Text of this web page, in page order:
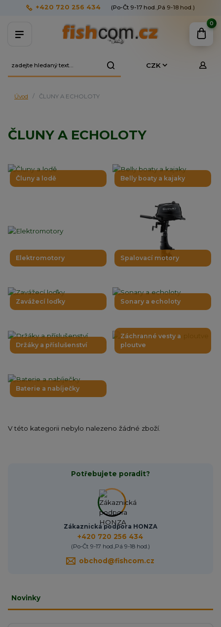
CZK
+420 720 256 434 (Po-Čt 9-17 hod.,Pá 9-18 hod.)
0
Úvod ČLUNY A ECHOLOTY
ČLUNY A ECHOLOTY
Čluny a lodě Belly boaty a kajaky
Elektromotory Spalovací motory
Zavážecí loďky Sonary a echoloty
Držáky a příslušenství
Záchranné vesty a
ploutve
Baterie a nabíječky
V této kategorii nebylo nalezeno žádné zboží.
Potřebujete poradit?
Zákaznická podpora HONZA
+420 720 256 434
(Po-Čt 9-17 hod.,Pá 9-18 hod.)
obchod@fishcom.cz
Novinky